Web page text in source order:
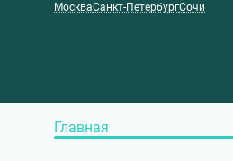
МоскваСанкт-ПетербургСочи
Главная